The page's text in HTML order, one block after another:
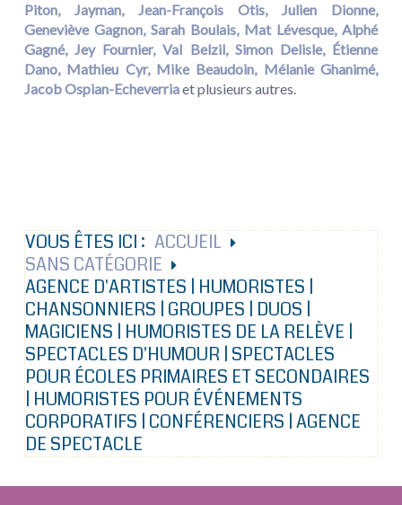
Piton, Jayman, Jean-François Otis, Julien Dionne,
Geneviève Gagnon, Sarah Boulais, Mat Lévesque, Alphé
Gagné, Jey Fournier, Val Belzil, Simon Delisle, Étienne
Dano, Mathieu Cyr, Mike Beaudoin, Mélanie Ghanimé,
Jacob Ospian-Echeverriaet plusieurs autres.
VOUS ÊTES ICI : ACCUEIL
SANS CATÉGORIE
AGENCE D'ARTISTES | HUMORISTES |
CHANSONNIERS | GROUPES | DUOS |
MAGICIENS | HUMORISTES DE LA RELÈVE |
SPECTACLES D'HUMOUR | SPECTACLES
POUR ÉCOLES PRIMAIRES ET SECONDAIRES
| HUMORISTES POUR ÉVÉNEMENTS
CORPORATIFS | CONFÉRENCIERS | AGENCE
DE SPECTACLE